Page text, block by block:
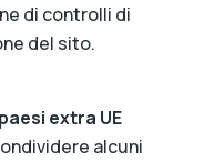
di controlli di
del sito.
extra UE
alcuni